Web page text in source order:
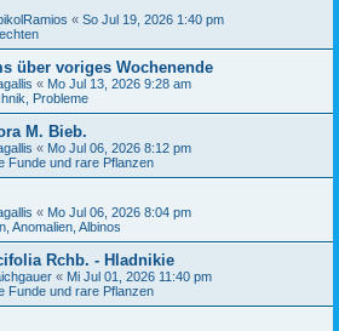
« So Jul 19, 2026 1:40 pm
über voriges Wochenende
« Mo Jul 13, 2026 9:28 am
Probleme
M. Bieb.
« Mo Jul 06, 2026 8:12 pm
Funde und rare Pflanzen
« Mo Jul 06, 2026 8:04 pm
Anomalien, Albinos
Rchb. - Hladnikie
« Mi Jul 01, 2026 11:40 pm
Funde und rare Pflanzen